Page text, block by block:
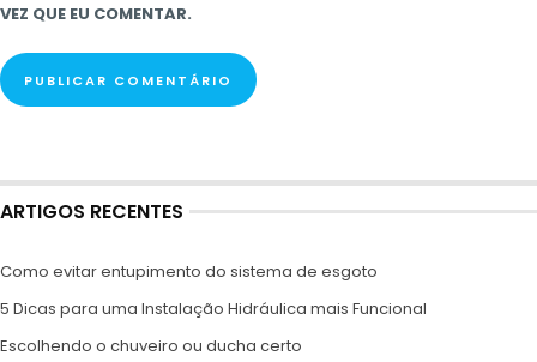
VEZ QUE EU COMENTAR.
ARTIGOS RECENTES
Como evitar entupimento do sistema de esgoto
5 Dicas para uma Instalação Hidráulica mais Funcional
Escolhendo o chuveiro ou ducha certo